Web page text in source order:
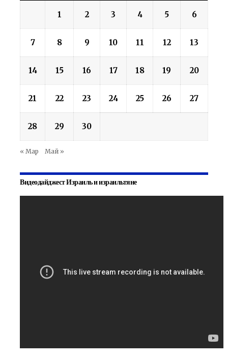
1 2 3 4 5 6
7 8 9 10 11 12 13
14 15 16 17 18 19 20
21 22 23 24 25 26 27
28 29 30
« Мар Май »
Видеодайджест Израиль и израильтяне